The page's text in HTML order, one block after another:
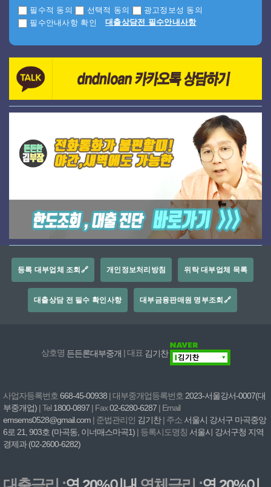
필수적 동의 선택적 동의
광고정보성 동의
필수안내사항 확인
대출상담전 필수안내사항
등록 대부업체 조회🔗 개인정보처리방침 위탁 대부업체 목록
대출상담 전 필수 확인사항 대부금융판매원 명부조회🔗
상호명 든든론대부중개 | 대표김기찬
사업자등록번호 668-45-00938 | 대부중개업등록번호 2023-서울강서-0007(대
부중개업) | Tel 1800-0897 | Fax02-6280-6287 | Email
emsems0528@gmail.com | 준법관리인 김기찬| 주소 서울시 강서구 마곡중앙
6로 21, 903호 (마곡동, 이너매스마곡1) | 등록시도명칭 서울시 강서구청 지역
경제과 (02-2600-6282)